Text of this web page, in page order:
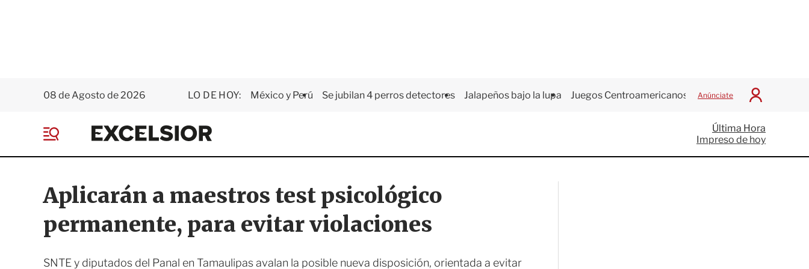
08 de Agosto de 2026 LO DE HOY: México y Perú Se jubilan 4 perros detectores Jalapeños bajo la lupa Juegos Centroamericanos Anúnciate
I
c
i
a
E
x
e
i
o
e
Última Hora
Impreso de hoy
Aplicarán a maestros test psicológico
permanente, para evitar violaciones
SNTE y diputados del Panal en Tamaulipas avalan la posible nueva disposición, orientada a evitar